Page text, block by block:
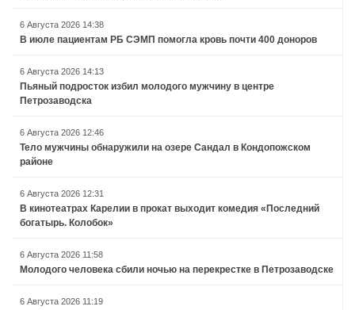
6 Августа 2026 14:38
В июле пациентам РБ СЭМП помогла кровь почти 400 доноров
6 Августа 2026 14:13
Пьяный подросток избил молодого мужчину в центре
Петрозаводска
6 Августа 2026 12:46
Тело мужчины обнаружили на озере Сандал в Кондопожском
районе
6 Августа 2026 12:31
В кинотеатрах Карелии в прокат выходит комедия «Последний
богатырь. Колобок»
6 Августа 2026 11:58
Молодого человека сбили ночью на перекрестке в Петрозаводске
6 Августа 2026 11:19